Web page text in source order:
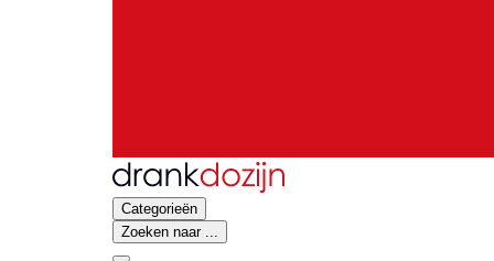
Categorieën
Zoeken naar ...